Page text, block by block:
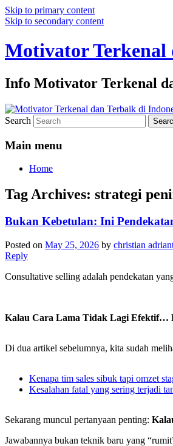
Skip to primary content
Skip to secondary content
Motivator Terkenal
Info Motivator Terkenal
Search
Main menu
Home
Tag Archives: strategi
Bukan Kebetulan: Ini
Posted on May 25, 2026 by christian
Reply
Consultative selling adalah pendekatan
Kalau Cara Lama Tidak Lagi Efektif…
Di dua artikel sebelumnya, kita sudah
Kenapa tim sales sibuk tapi omzet
Kesalahan fatal yang sering terjadi
Sekarang muncul pertanyaan penting:
Jawabannya bukan teknik baru yang